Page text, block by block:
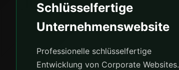
Schlüsselfertige
Unternehmenswebsite
Professionelle schlüsselfertige
Entwicklung von Corporate Websites.